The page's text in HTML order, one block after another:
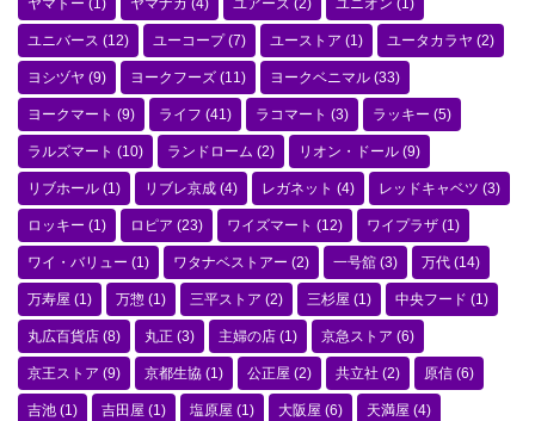
ヤマトー (1) ヤマナカ (4) ユアーズ (2) ユニオン (1)
ユニバース (12) ユーコープ(7) ユーストア (1) ユータカラヤ (2)
ヨシヅヤ (9) ヨークフーズ (11) ヨークベニマル (33)
ヨークマート (9) ライフ (41) ラコマート (3) ラッキー (5)
ラルズマート (10) ランドローム (2) リオン・ドール (9)
リブホール (1) リブレ京成 (4) レガネット (4) レッドキャベツ (3)
ロッキー (1) ロピア (23) ワイズマート (12) ワイプラザ (1)
ワイ・バリュー (1) ワタナベストアー (2) 一号舘 (3) 万代 (14)
万寿屋 (1) 万惣 (1) 三平ストア (2) 三杉屋 (1) 中央フード (1)
丸広百貨店 (8) 丸正 (3) 主婦の店 (1) 京急ストア (6)
京王ストア (9) 京都生協 (1) 公正屋 (2) 共立社 (2) 原信 (6)
吉池 (1) 吉田屋 (1) 塩原屋 (1) 大阪屋 (6) 天満屋 (4)